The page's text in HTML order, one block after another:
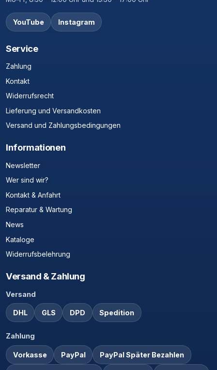
YouTube Instagram
Service
Zahlung
Kontakt
Widerrufsrecht
Lieferung und Versandkosten
Versand und Zahlungsbedingungen
Informationen
Newsletter
Wer sind wir?
Kontakt & Anfahrt
Reparatur & Wartung
News
Kataloge
Widerrufsbelehrung
Versand & Zahlung
Versand
DHL GLS DPD Spedition
Zahlung
Vorkasse PayPal PayPal Später Bezahlen